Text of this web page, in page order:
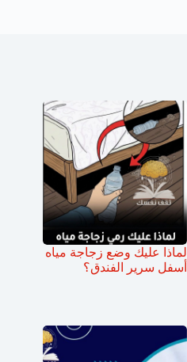
لماذا عليك وضع زجاجة مياه
أسفل سرير الفندق؟